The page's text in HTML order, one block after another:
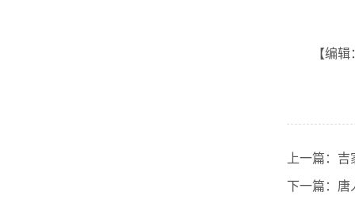
【编辑
上一篇： 吉
下一篇： 唐